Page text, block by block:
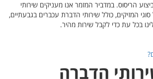
הריסוס. במדביר המזמר אנו מעניקים שירותי
המזיקים, כולל שירותי הדברת עכברים בגבעתיים,
בכל עת כדי לקבל שירות מהיר.
הדברה